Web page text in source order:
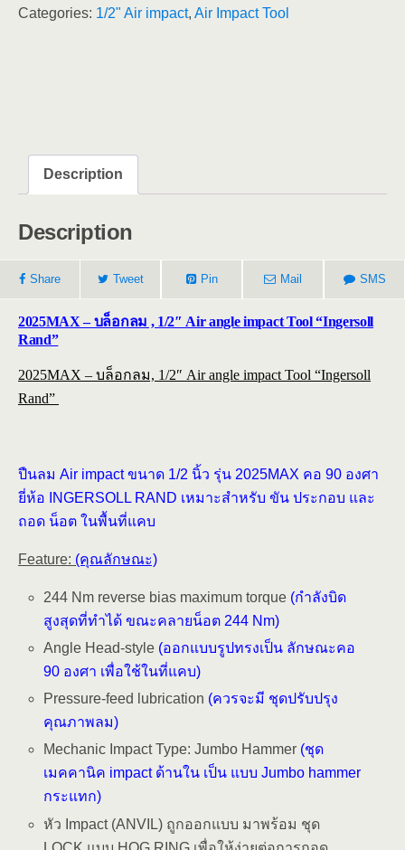
Categories: 1/2" Air impact, Air Impact Tool
Description
Description
Share Tweet Pin Mail SMS
2025MAX – บล็อกลม , 1/2″ Air angle impact Tool “Ingersoll
Rand”
2025MAX – บล็อกลม, 1/2″ Air angle impact Tool “Ingersoll
Rand”
ปืนลม Air impact ขนาด 1/2 นิ้ว รุ่น 2025MAX คอ 90 องศา
ยี่ห้อ INGERSOLL RAND เหมาะสำหรับ ขัน ประกอบ และ
ถอด น็อต ในพื้นที่แคบ
Feature: (คุณลักษณะ)
244 Nm reverse bias maximum torque (กำลังบิด
สูงสุดที่ทำได้ ขณะคลายน็อต 244 Nm)
Angle Head-style (ออกแบบรูปทรงเป็น ลักษณะคอ
90 องศา เพื่อใช้ในที่แคบ)
Pressure-feed lubrication (ควรจะมี ชุดปรับปรุง
คุณภาพลม)
Mechanic Impact Type: Jumbo Hammer (ชุด
เมคคานิค impact ด้านใน เป็น แบบ Jumbo hammer
กระแทก)
หัว Impact (ANVIL) ถูกออกแบบ มาพร้อม ชุด